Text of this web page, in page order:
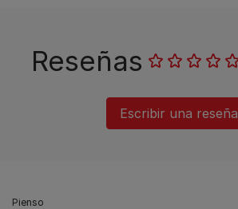
Reseñas
Escribir una reseña
Pienso